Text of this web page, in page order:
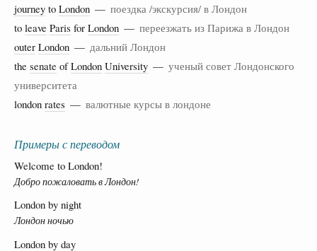
journey to London — поездка /экскурсия/ в Лондон
to leave Paris for London — переезжать из Парижа в Лондон
outer London — дальний Лондон
the senate ofLondon University — ученый совет Лондонского
университета
london rates — валютные курсы в лондоне
Примеры с переводом
Welcome to London!
Добро пожаловать в Лондон!
London by night
Лондон ночью
London by day